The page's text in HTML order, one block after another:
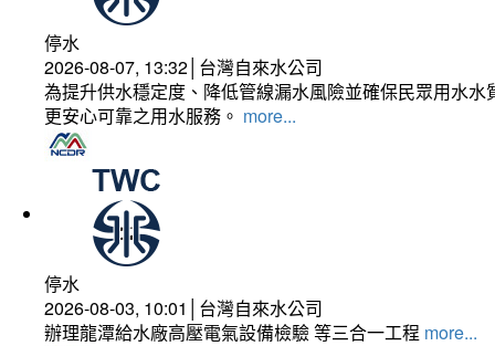
停水
2026-08-07, 13:32│台灣自來水公司
為提升供水穩定度、降低管線漏水風險並確保民眾用水
更安心可靠之用水服務。 more...
停水
2026-08-03, 10:01│台灣自來水公司
辦理龍潭給水廠高壓電氣設備檢驗 等三合一工程 more...